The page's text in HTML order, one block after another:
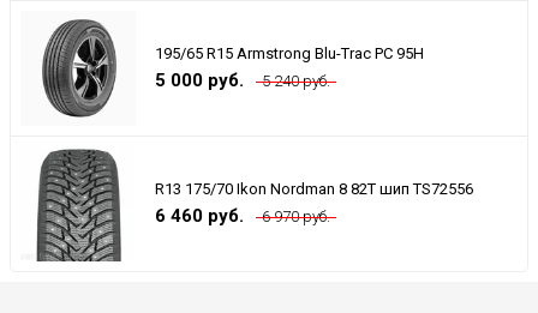
195/65 R15 Armstrong Blu-Trac PC 95H
5 000 руб. 5 240 руб.
R13 175/70 Ikon Nordman 8 82T шип TS72556
6 460 руб. 6 970 руб.